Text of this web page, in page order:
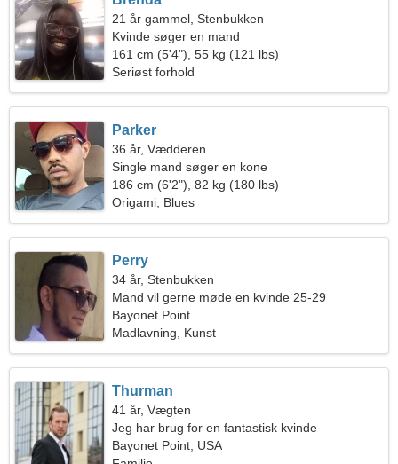
21 år gammel, Stenbukken
Kvinde søger en mand
161 cm (5'4"), 55 kg (121 lbs)
Seriøst forhold
Parker
36 år, Vædderen
Single mand søger en kone
186 cm (6'2"), 82 kg (180 lbs)
Origami, Blues
Perry
34 år, Stenbukken
Mand vil gerne møde en kvinde 25-29
Bayonet Point
Madlavning, Kunst
Thurman
41 år, Vægten
Jeg har brug for en fantastisk kvinde
Bayonet Point, USA